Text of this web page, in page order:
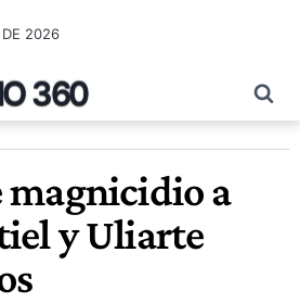
DE 2026
360
a
y Uliarte